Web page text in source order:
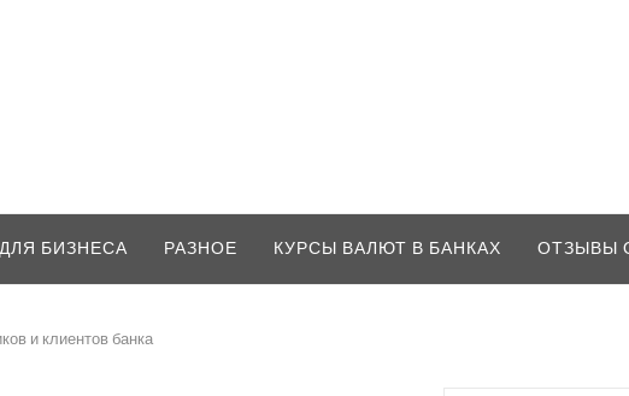
БИЗНЕСА РАЗНОЕ КУРСЫ ВАЛЮТ В БАНКАХ ОТЗЫВЫ
и клиентов банка